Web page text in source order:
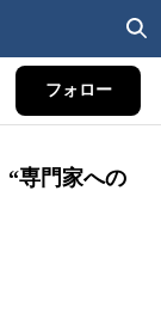
フォロー
“専門家への